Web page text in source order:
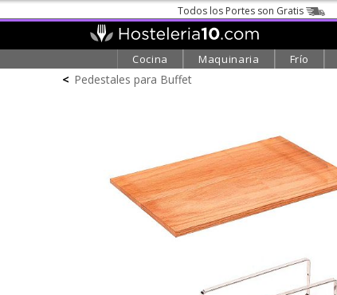
Todos los Portes son Gratis
Cocina Maquinaria Frío
< Pedestales para Buffet